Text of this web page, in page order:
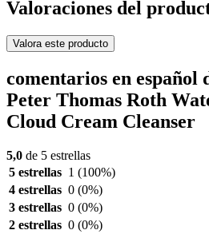
Valoraciones del
Valora este producto
comentarios en español
Peter Thomas Roth
Cloud Cream Cleanser
5,0 de 5 estrellas
5 estrellas 1 (100%)
4 estrellas 0 (0%)
3 estrellas 0 (0%)
2 estrellas 0 (0%)